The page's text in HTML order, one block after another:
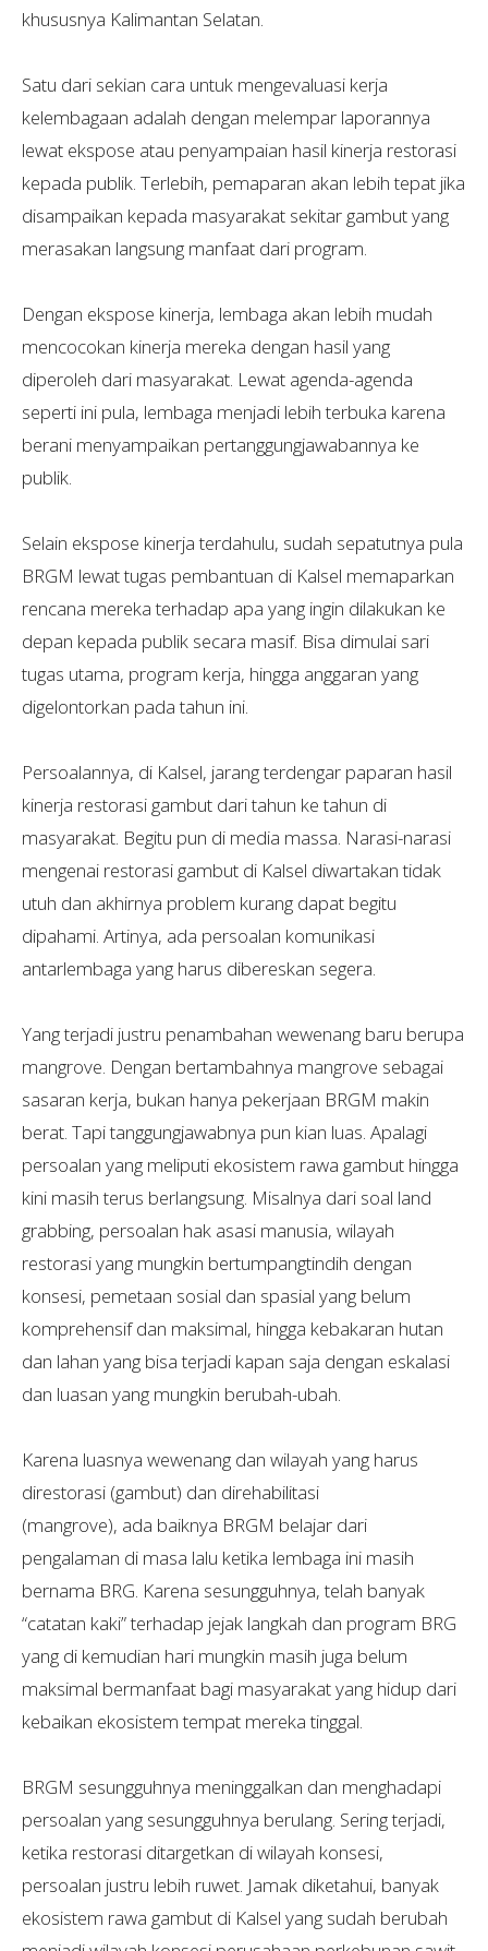
khususnya Kalimantan Selatan.
Satu dari sekian cara untuk mengevaluasi kerja
kelembagaan adalah dengan melempar laporannya
lewat ekspose atau penyampaian hasil kinerja restorasi
kepada publik. Terlebih, pemaparan akan lebih tepat jika
disampaikan kepada masyarakat sekitar gambut yang
merasakan langsung manfaat dari program.
Dengan ekspose kinerja, lembaga akan lebih mudah
mencocokan kinerja mereka dengan hasil yang
diperoleh dari masyarakat. Lewat agenda-agenda
seperti ini pula, lembaga menjadi lebih terbuka karena
berani menyampaikan pertanggungjawabannya ke
publik.
Selain ekspose kinerja terdahulu, sudah sepatutnya pula
BRGM lewat tugas pembantuan di Kalsel memaparkan
rencana mereka terhadap apa yang ingin dilakukan ke
depan kepada publik secara masif. Bisa dimulai sari
tugas utama, program kerja, hingga anggaran yang
digelontorkan pada tahun ini.
Persoalannya, di Kalsel, jarang terdengar paparan hasil
kinerja restorasi gambut dari tahun ke tahun di
masyarakat. Begitu pun di media massa. Narasi-narasi
mengenai restorasi gambut di Kalsel diwartakan tidak
utuh dan akhirnya problem kurang dapat begitu
dipahami. Artinya, ada persoalan komunikasi
antarlembaga yang harus dibereskan segera.
Yang terjadi justru penambahan wewenang baru berupa
mangrove. Dengan bertambahnya mangrove sebagai
sasaran kerja, bukan hanya pekerjaan BRGM makin
berat. Tapi tanggungjawabnya pun kian luas. Apalagi
persoalan yang meliputi ekosistem rawa gambut hingga
kini masih terus berlangsung. Misalnya dari soal land
grabbing, persoalan hak asasi manusia, wilayah
restorasi yang mungkin bertumpangtindih dengan
konsesi, pemetaan sosial dan spasial yang belum
komprehensif dan maksimal, hingga kebakaran hutan
dan lahan yang bisa terjadi kapan saja dengan eskalasi
dan luasan yang mungkin berubah-ubah.
Karena luasnya wewenang dan wilayah yang harus
direstorasi (gambut) dan direhabilitasi
(mangrove), ada baiknya BRGM belajar dari
pengalaman di masa lalu ketika lembaga ini masih
bernama BRG. Karena sesungguhnya, telah banyak
“catatan kaki” terhadap jejak langkah dan program BRG
yang di kemudian hari mungkin masih juga belum
maksimal bermanfaat bagi masyarakat yang hidup dari
kebaikan ekosistem tempat mereka tinggal.
BRGM sesungguhnya meninggalkan dan menghadapi
persoalan yang sesungguhnya berulang. Sering terjadi,
ketika restorasi ditargetkan di wilayah konsesi,
persoalan justru lebih ruwet. Jamak diketahui, banyak
ekosistem rawa gambut di Kalsel yang sudah berubah